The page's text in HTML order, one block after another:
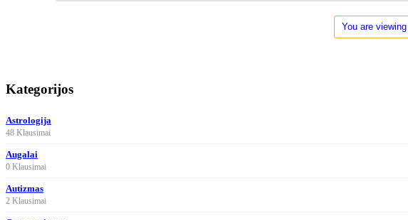
You are
Kategorijos
Astrologija
48 Klausimai
Augalai
0 Klausimai
Autizmas
2 Klausimai